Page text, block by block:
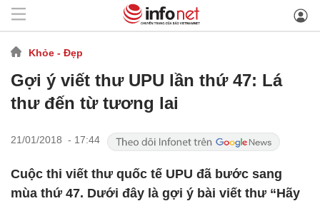
Khỏe - Đẹp
Gợi ý viết thư UPU lần thứ 47: Lá
thư đến từ tương lai
21/01/2018 - 17:44
Cuộc thi viết thư quốc tế UPU đã bước sang
mùa thứ 47. Dưới đây là gợi ý bài viết thư “Hãy